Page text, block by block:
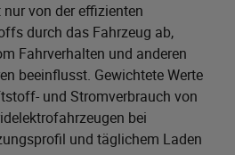
von der effizienten
durch das Fahrzeug ab,
Fahrverhalten und anderen
beeinflusst. Gewichtete Werte
und Stromverbrauch von
bei
und täglichem Laden